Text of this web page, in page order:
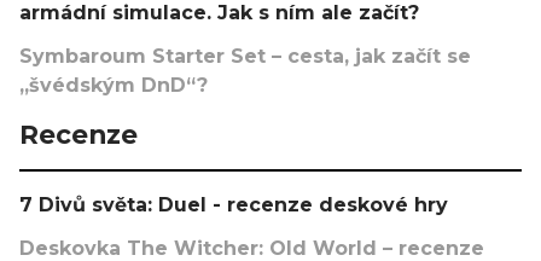
armádní simulace. Jak s ním ale začít?
Symbaroum Starter Set – cesta, jak začít se
„švédským DnD“?
Recenze
7 Divů světa: Duel - recenze deskové hry
Deskovka The Witcher: Old World – recenze